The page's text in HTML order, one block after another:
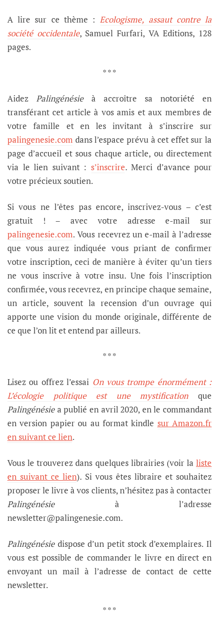
A lire sur ce thème :Ecologisme, assaut contre la
société occidentale, Samuel Furfari, VA Editions, 128
pages.
* * *
Aidez Palingénésieà accroître sa notoriété en
transférant cet article à vos amis et aux membres de
votre famille et en les invitant à s’inscrire sur
palingenesie.com dans l’espace prévu à cet effet sur la
page d’accueil et sous chaque article, ou directement
via le lien suivant : s’inscrire. Merci d’avance pour
votre précieux soutien.
Si vous ne l’êtes pas encore, inscrivez-vous – c’est
gratuit ! – avec votre adresse e-mail sur
palingenesie.com. Vous recevrez un e-mail à l’adresse
que vous aurez indiquée vous priant de confirmer
votre inscription, ceci de manière à éviter qu’un tiers
ne vous inscrive à votre insu. Une fois l’inscription
confirmée, vous recevrez, en principe chaque semaine,
un article, souvent la recension d’un ouvrage qui
apporte une vision du monde originale, différente de
ce que l’on lit et entend par ailleurs.
* * *
Lisez ou offrez l’essai On vous trompe énormément :
L’écologie politique est une mystificationque
Palingénésiea publié en avril 2020, en le commandant
en version papier ou au format kindle sur Amazon.fr
en suivant ce lien.
Vous le trouverez dans quelques librairies (voir la liste
en suivant ce lien). Si vous êtes libraire et souhaitez
proposer le livre à vos clients, n’hésitez pas à contacter
Palingénésieà l’adresse
newsletter@palingenesie.com.
Palingénésiedispose d’un petit stock d’exemplaires. Il
vous est possible de commander le livre en direct en
envoyant un mail à l’adresse de contact de cette
newsletter.
* * *